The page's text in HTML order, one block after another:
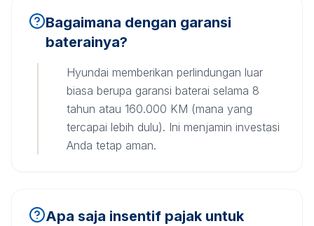
Bagaimana dengan garansi
baterainya?
Hyundai memberikan perlindungan luar
biasa berupa garansi baterai selama 8
tahun atau 160.000 KM (mana yang
tercapai lebih dulu). Ini menjamin investasi
Anda tetap aman.
Apa saja insentif pajak untuk